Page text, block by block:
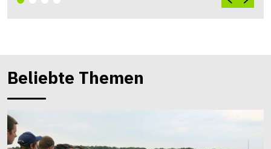
Beliebte Themen